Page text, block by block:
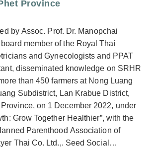
Province
by Assoc. Prof. Dr. Manopchai
member of the Royal Thai
and Gynecologists and PPAT
disseminated knowledge on SRHR
than 450 farmers at Nong Luang
Subdistrict, Lan Krabue District,
on 1 December 2022, under
Grow Together Healthier”, with the
Parenthood Association of
Thai Co. Ltd.,. Seed Social…